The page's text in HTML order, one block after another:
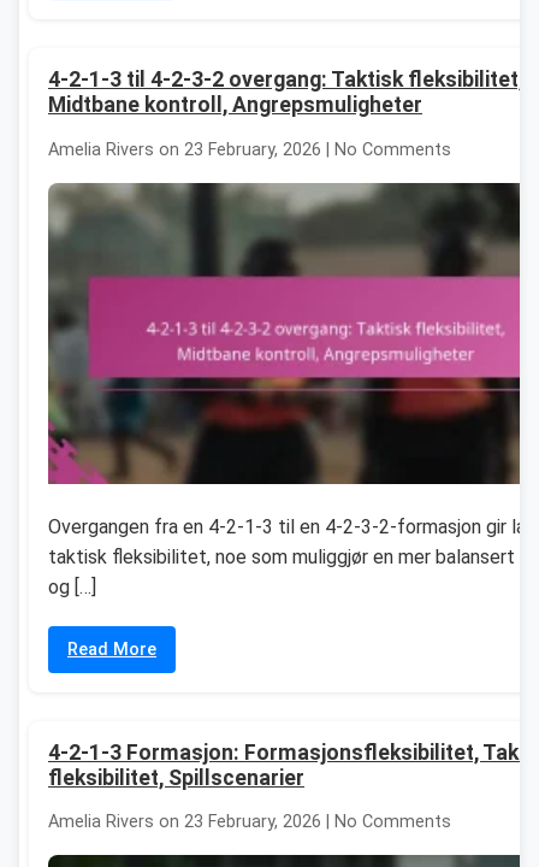
4-2-1-3 til 4-2-3-2 overgang: Taktisk fleksibilitet,
Midtbane kontroll, Angrepsmuligheter
Amelia Rivers on 23 February, 2026 | No Comments
Overgangen fra en 4-2-1-3 til en 4-2-3-2-formasjon gir
taktisk fleksibilitet, noe som muliggjør en mer balansert
og […]
Read More
4-2-1-3 Formasjon: Formasjonsfleksibilitet,
fleksibilitet, Spillscenarier
Amelia Rivers on 23 February, 2026 | No Comments